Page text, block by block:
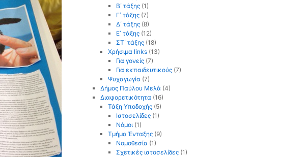
Β΄ τάξης(1)
Γ΄ τάξης(7)
Δ΄ τάξης(8)
Ε΄ τάξης(12)
ΣΤ΄ τάξης(18)
Χρήσιμα links (13)
Για γονείς(7)
Για εκπαιδευτικούς(7)
Ψυχαγωγία (7)
Δήμος Παύλου Μελά (4)
Διαφορετικότητα (16)
Τάξη Υποδοχής (5)
Ιστοσελίδες(1)
Νόμοι(1)
Τμήμα Ένταξης (9)
Νομοθεσία (1)
Σχετικές ιστοσελίδες(1)